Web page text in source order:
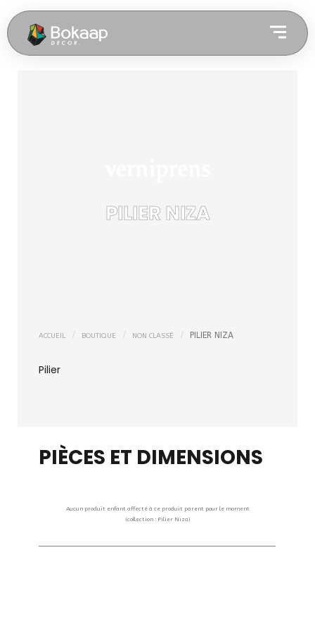
PILIER NIZA
ACCUEIL BOUTIQUE NON CLASSÉ PILIER NIZA
Pilier
PIÈCES ET DIMENSIONS
Aucun produit enfant affecté à ce produit parent pour le moment
(collection : Pilier Niza)